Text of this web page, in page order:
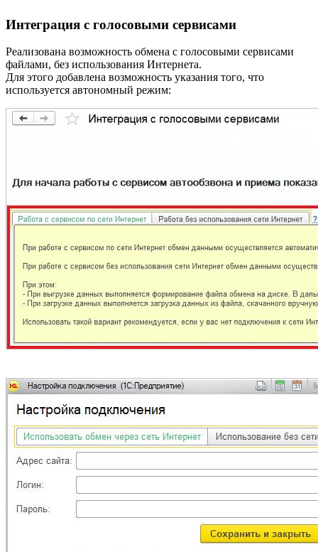
Интеграция с голосовыми сервисами
Реализована возможность обмена с голосовыми сервисами
файлами, без использования Интернета.
Для этого добавлена возможность указания того, что
используется автономный режим: